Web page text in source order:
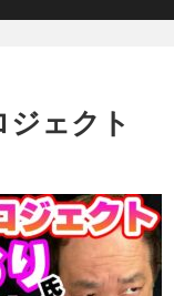
ジェクト